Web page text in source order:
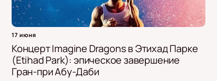
17 июня
Концерт Imagine Dragons в Этихад Парке
(Etihad Park): эпическое завершение
Гран-при Абу-Даби